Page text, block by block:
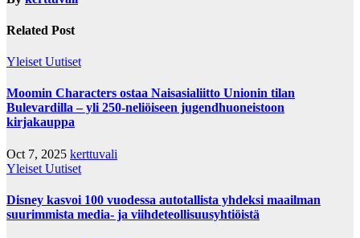
Related Post
Yleiset Uutiset
Moomin Characters ostaa Naisasialiitto Unionin tilan
Bulevardilla – yli 250-neliöiseen jugendhuoneistoon
kirjakauppa
Oct 7, 2025 kerttuvali
Yleiset Uutiset
Disney kasvoi 100 vuodessa autotallista yhdeksi maailman
suurimmista media- ja viihdeteollisuusyhtiöistä